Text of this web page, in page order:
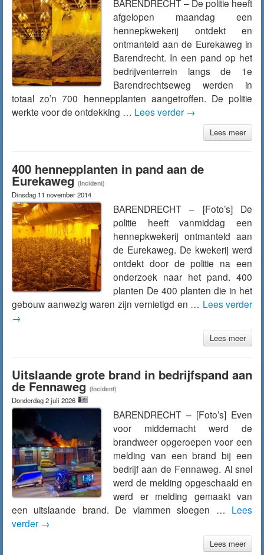
BARENDRECHT – De politie heeft
afgelopen maandag een
hennepkwekerij ontdekt en
ontmanteld aan de Eurekaweg in
Barendrecht. In een pand op het
bedrijventerrein langs de 1e
Barendrechtseweg werden in
totaal zo’n 700 hennepplanten aangetroffen. De politie
werkte voor de ontdekking … Lees verder →
Lees meer
400 hennepplanten in pand aan de
Eurekaweg (Incident)
Dinsdag 11 november 2014
BARENDRECHT – [Foto’s] De
politie heeft vanmiddag een
hennepkwekerij ontmanteld aan
de Eurekaweg. De kwekerij werd
ontdekt door de politie na een
onderzoek naar het pand. 400
planten De 400 planten die in het
gebouw aanwezig waren zijn vernietigd en … Lees verder
→
Lees meer
Uitslaande grote brand in bedrijfspand aan
de Fennaweg (Incident)
Donderdag 2 juli 2026
BARENDRECHT – [Foto’s] Even
voor middernacht werd de
brandweer opgeroepen voor een
melding van een brand bij een
bedrijf aan de Fennaweg. Al snel
werd de melding opgeschaald en
werd er melding gemaakt van
een uitslaande brand. De vlammen sloegen … Lees
verder →
Lees meer